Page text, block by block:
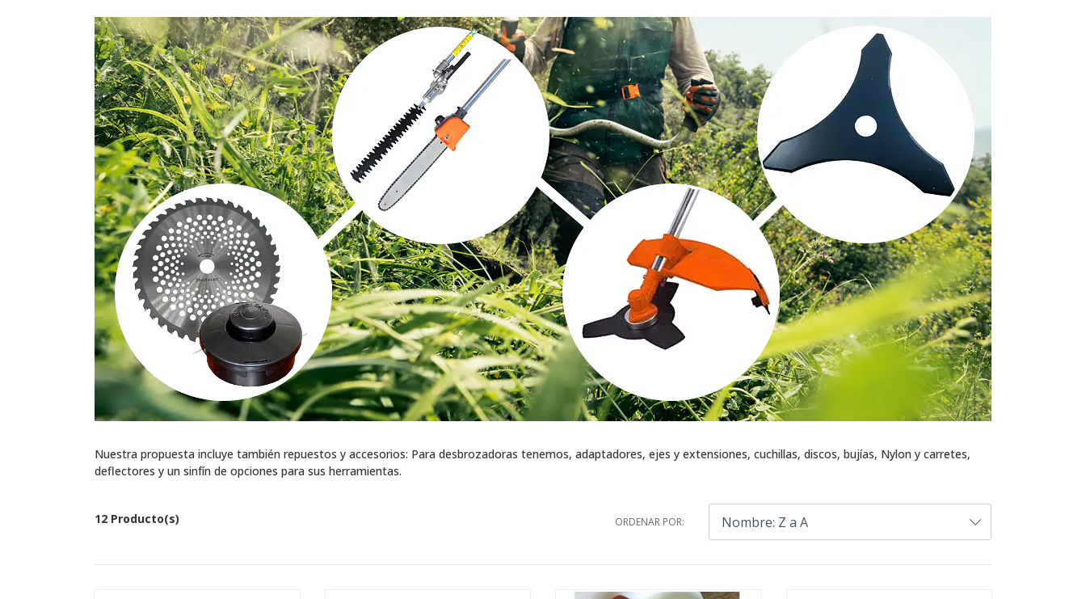
Nuestra propuesta incluye también repuestos y accesorios: Para desbrozadoras tenemos, adaptadores, ejes y extensiones, cuchillas, discos, bujías, Nylon y carretes,
deflectores y un sinfín de opciones para sus herramientas.
12 Producto(s) ORDENAR POR: